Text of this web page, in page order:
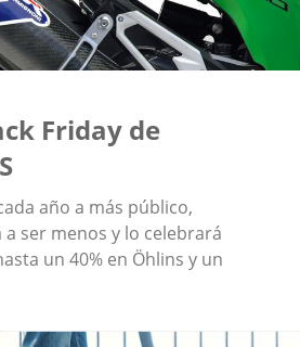
Friday de
año a más público,
ser menos y lo celebrará
un 40% en Öhlins y un